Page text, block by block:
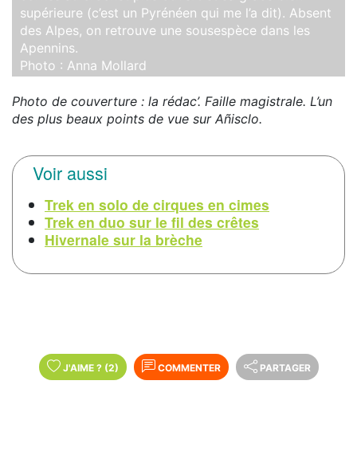
supérieure (c’est un Pyrénéen qui me l’a dit). Absent
des Alpes, on retrouve une sousespèce dans les
Apennins.
Photo : Anna Mollard
Photo de couverture : la rédac’. Faille magistrale. L’un
des plus beaux points de vue sur Añisclo.
Voir aussi
Trek en solo de cirques en cimes
Trek en duo sur le fil des crêtes
Hivernale sur la brèche
J'AIME ? (2) COMMENTER PARTAGER